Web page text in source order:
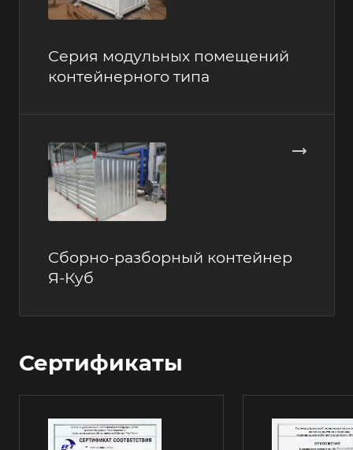
Серия модульных помещений
контейнерного типа
Сборно-разборный контейнер
Я-Куб
Сертификаты